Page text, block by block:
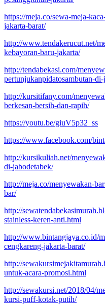
https://meja.co/sewa-meja-
jakarta-barat/
http://www.tendakerucut.net/
kebayoran-baru-jakarta/
http://tendabekasi.com/
pertunjukanpidatosambutan-
http://kursitifany.com/
berkesan-bersih-dan-rapih/
https://youtu.be/giuV5p32_ss
https://www.facebook.com/
http://kursikuliah.net/
di-jabodetabek/
http://meja.co/menyewakan-
bar/
http://
stainless-keren-anti.html
http://www.bintangjaya.co.id/
cengkareng-jakarta-barat/
http://
untuk-acara-promosi.html
http://sewakursi.net/2018/04/
kursi-puff-kotak-putih/